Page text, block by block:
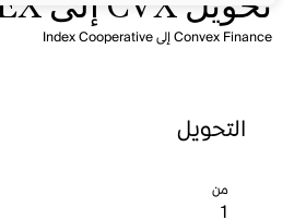
تحويل CVX إلى INDEX
Convex Finance إلى Index Cooperative
التحويل
من